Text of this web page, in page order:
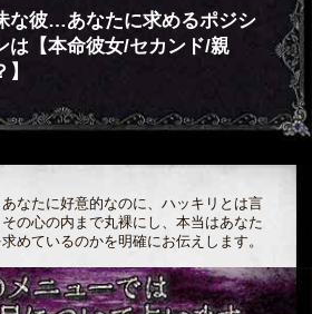
な彼…あなたに求めるポジシ
は【本命彼女/セカンド/親
あなたに好意的なのに、ハッキリとは言
の心の内まで丸裸にし、本当はあなた
めているのかを明確にお伝えします。